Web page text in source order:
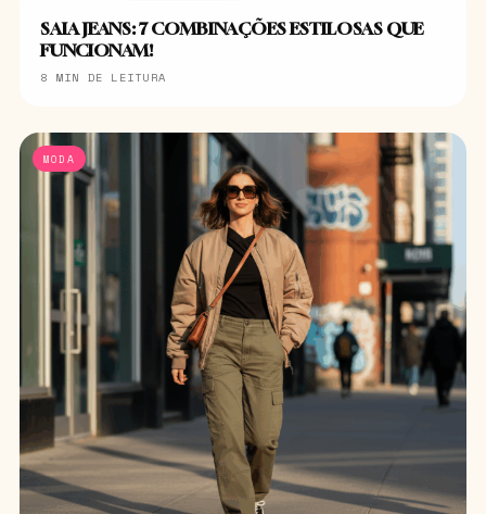
SAIA JEANS: 7 COMBINAÇÕES ESTILOSAS QUE
FUNCIONAM!
8 MIN DE LEITURA
MODA